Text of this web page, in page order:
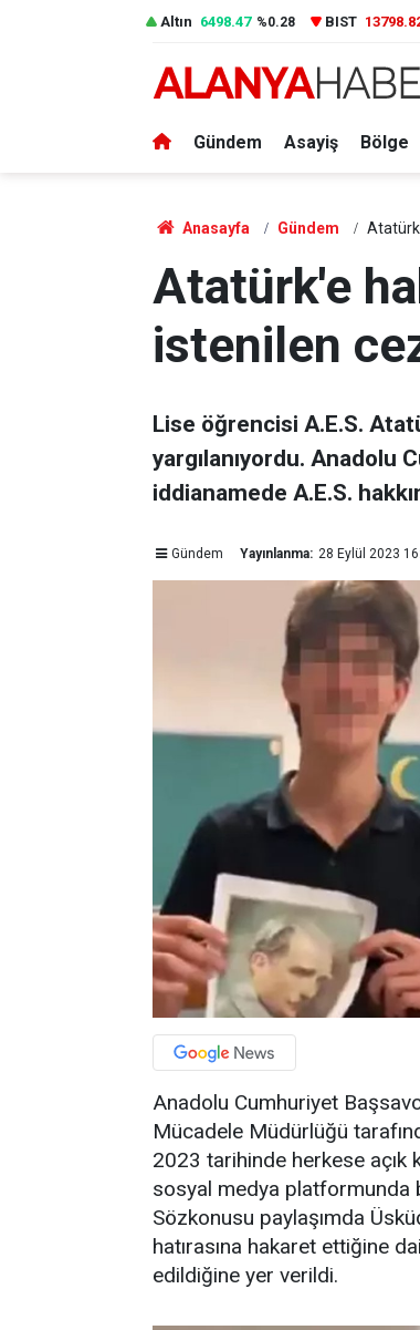
Altın 6498.47 %0.28 BIST
Gündem Asayiş Bölge
Anasayfa Gündem
Atatürk'e
istenilen
Lise öğrencisi A.E.S.
yargılanıyordu. Anadolu
iddianamede A.E.S.
Gündem Yayınlanma: 28 Eylül 2023
Anadolu Cumhuriyet
Mücadele Müdürlüğü
2023 tarihinde herkese açık
sosyal medya platformunda
Sözkonusu paylaşımda
hatırasına hakaret ettiğine
edildiğine yer verildi.